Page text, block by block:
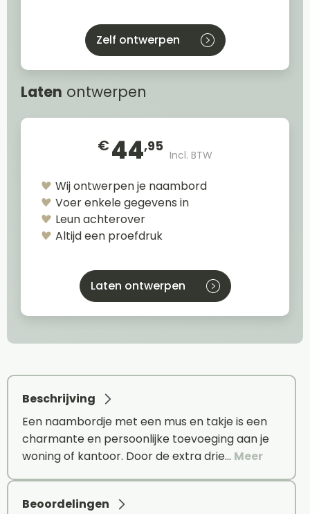
Zelf ontwerpen
Laten ontwerpen
€44,95
Incl. BTW
Wij ontwerpen je naambord
Voer enkele gegevens in
Leun achterover
Altijd een proefdruk
Laten ontwerpen
Beschrijving
Een naambordje met een mus en takje is een
charmante en persoonlijke toevoeging aan je
woning of kantoor. Door de extra drie… Meer
Beoordelingen